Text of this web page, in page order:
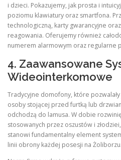
i dzieci. Pokazujemy, jak prosta i
poziomu klawiatury oraz smartfona.
technologiczną, karty gwarancyjne
reagowania. Oferujemy również
numerem alarmowym oraz regularne
4. Zaawansowane
Wideointerkomowe
Tradycyjne domofony, które
osoby stojącej przed furtką lub
odchodzą do lamusa. W dobie
stosowanych przez oszustów i
stanowi fundamentalny element
linii obrony każdej posesji na Żoliborzu.